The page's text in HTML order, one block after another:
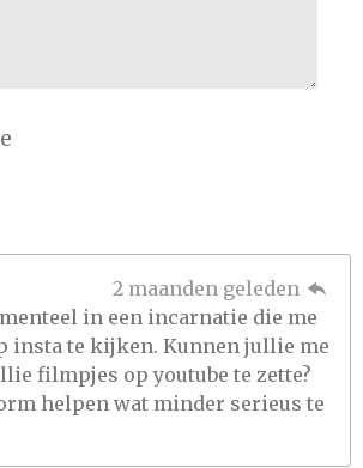
2 maanden geleden
in een incarnatie die me
insta te kijken. Kunnen jullie me
filmpjes op youtube te zette?
helpen wat minder serieus te